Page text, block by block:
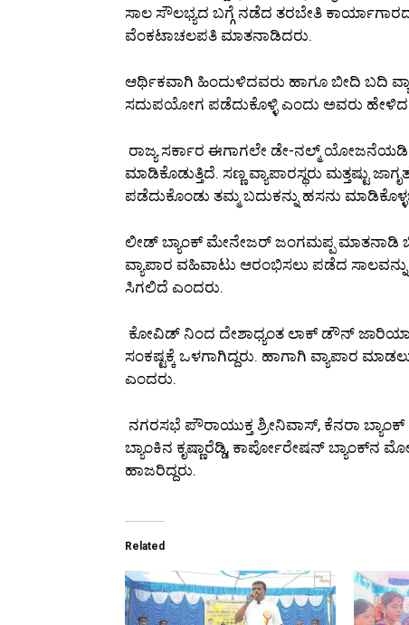
ಸಾಲ ಸೌಲಭ್ಯದ ಬಗ್ಗೆ ನಡೆದ ತರಬೇತಿ
ವೆಂಕಟಾಚಲಪತಿ ಮಾತನಾಡಿದರು.
ಆರ್ಥಿಕವಾಗಿ ಹಿಂದುಳಿದವರು ಹಾಗೂ ಬೀದಿ ಬದಿ
ಸದುಪಯೋಗ ಪಡೆದುಕೊಳ್ಳಿ ಎಂದು ಅವರು
ರಾಜ್ಯ ಸರ್ಕಾರ ಈಗಾಗಲೇ ಡೇ-ನಲ್ಮ್ ಯೋಜನೆಯಡಿ
ಮಾಡಿಕೊಡುತ್ತಿದೆ. ಸಣ್ಣ ವ್ಯಾಪಾರಸ್ಥರು
ಪಡೆದುಕೊಂಡು ತಮ್ಮ ಬದುಕನ್ನು ಹಸನು
ಲೀಡ್ ಬ್ಯಾಂಕ್ ಮೇನೇಜರ್ ಜಂಗಮಪ್ಪ ಮಾತನಾಡಿ
ವ್ಯಾಪಾರ ವಹಿವಾಟು ಆರಂಭಿಸಲು ಪಡೆದ
ಸಿಗಲಿದೆ ಎಂದರು.
ಕೋವಿಡ್ ನಿಂದ ದೇಶಾಧ್ಯಂತ ಲಾಕ್ ಡೌನ್
ಸಂಕಷ್ಟಕ್ಕೆ ಒಳಗಾಗಿದ್ದರು. ಹಾಗಾಗಿ ವ್ಯಾಪಾರ
ಎಂದರು.
ನಗರಸಭೆ ಪೌರಾಯುಕ್ತ ಶ್ರೀನಿವಾಸ್, ಕೆನರಾ ಬ್ಯಾಂಕ್
ಬ್ಯಾಂಕಿನ ಕೃಷ್ಣಾರೆಡ್ಡಿ, ಕಾರ್ಪೋರೇಷನ್
ಹಾಜರಿದ್ದರು.
Related